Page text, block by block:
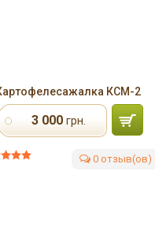
КСМ-2
3 000 грн.
0 отзыв(ов)